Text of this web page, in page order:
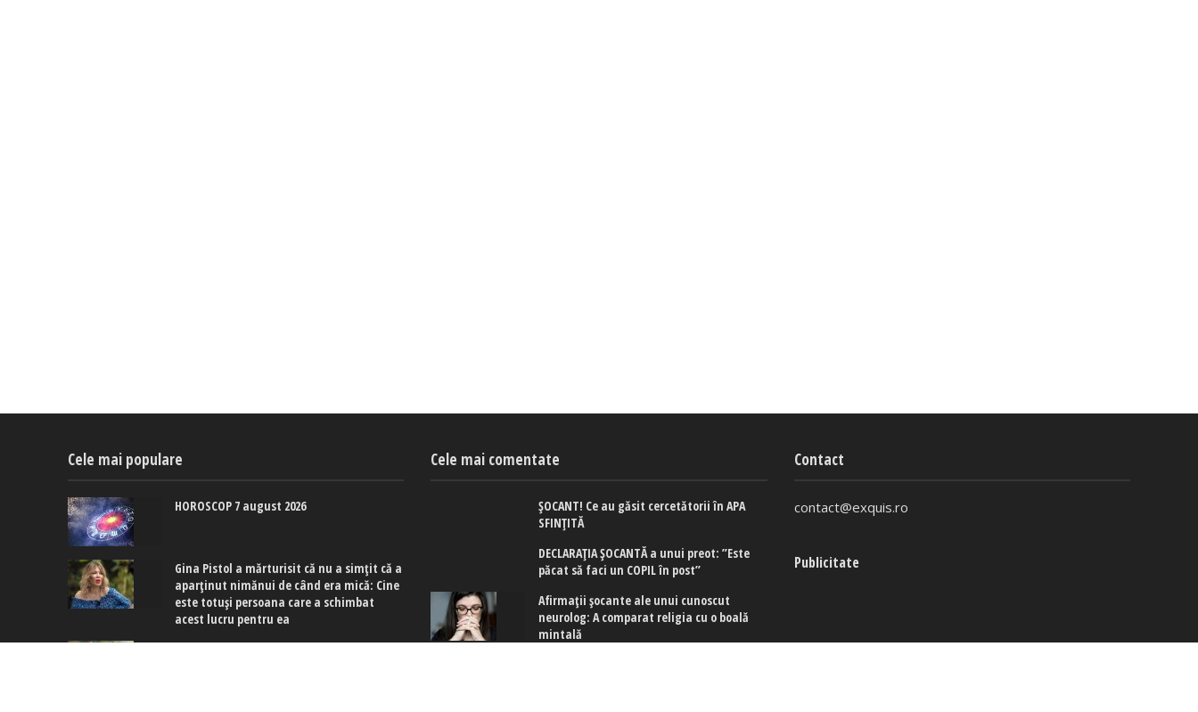
Cele mai populare
HOROSCOP 7 august 2026
Gina Pistol a mărturisit că nu a simțit că a
aparținut nimănui de când era mică: Cine
este totuși persoana care a schimbat
acest lucru pentru ea
Cele mai comentate
ȘOCANT! Ce au găsit cercetătorii în APA
SFINȚITĂ
DECLARAȚIA ȘOCANTĂ a unui preot: ”Este
păcat să faci un COPIL în post”
Afirmaţii şocante ale unui cunoscut
neurolog: A comparat religia cu o boală
mintală
Contact
contact@exquis.ro
Publicitate